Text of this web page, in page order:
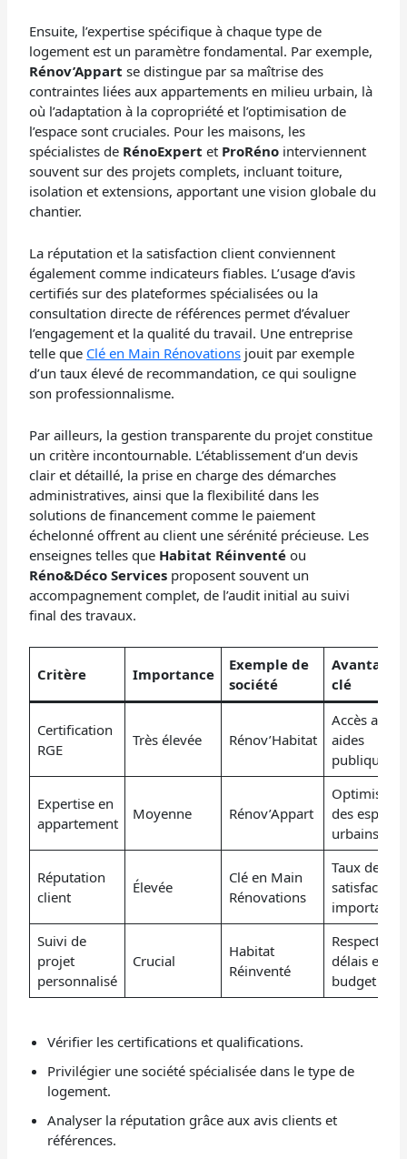
Ensuite, l’expertise spécifique à chaque type de
logement est un paramètre fondamental. Par exemple,
Rénov’Appart se distingue par sa maîtrise des
contraintes liées aux appartements en milieu urbain, là
où l’adaptation à la copropriété et l’optimisation de
l’espace sont cruciales. Pour les maisons, les
spécialistes de RénoExpert et ProRéno interviennent
souvent sur des projets complets, incluant toiture,
isolation et extensions, apportant une vision globale du
chantier.
La réputation et la satisfaction client conviennent
également comme indicateurs fiables. L’usage d’avis
certifiés sur des plateformes spécialisées ou la
consultation directe de références permet d’évaluer
l’engagement et la qualité du travail. Une entreprise
telle que Clé en Main Rénovations jouit par exemple
d’un taux élevé de recommandation, ce qui souligne
son professionnalisme.
Par ailleurs, la gestion transparente du projet constitue
un critère incontournable. L’établissement d’un devis
clair et détaillé, la prise en charge des démarches
administratives, ainsi que la flexibilité dans les
solutions de financement comme le paiement
échelonné offrent au client une sérénité précieuse. Les
enseignes telles que Habitat Réinventé ou
Réno&Déco Services proposent souvent un
accompagnement complet, de l’audit initial au suivi
final des travaux.
Critère Importance
Exemple de
société
Avantage
clé
Certification
RGE
Très élevée Rénov’Habitat
Accès aux
aides
publiques
Expertise en
appartement
Moyenne Rénov’Appart
des espaces
urbains
Réputation
client
Élevée
Clé en Main
Rénovations
Taux de
satisfaction
important
Suivi de
projet
personnalisé
Crucial
Habitat
Réinventé
Respect des
délais et
budget
Vérifier les certifications et qualifications.
Privilégier une société spécialisée dans le type de
logement.
Analyser la réputation grâce aux avis clients et
références.